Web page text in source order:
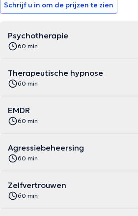
Schrijf u in om de prijzen te zien
Psychotherapie
60 min
Therapeutische hypnose
60 min
EMDR
60 min
Agressiebeheersing
60 min
Zelfvertrouwen
60 min